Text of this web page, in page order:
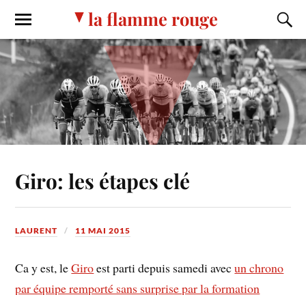
la flamme rouge
Giro: les étapes clé
LAURENT 11 MAI 2015
Ca y est, leGiroest parti depuis samedi avecun chrono
par équipe remporté sans surprise par la formation